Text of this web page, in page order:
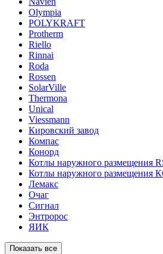
Olympia
POLYKRAFT
Protherm
Riello
Rinnai
Roda
Rossen
SolarVille
Thermona
Unical
Viessmann
Кировский завод
Компас
Конорд
Котлы наружного размещения
Котлы наружного
Лемакс
Очаг
Сигнал
Энтророс
ЯИК
Показать все